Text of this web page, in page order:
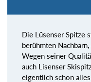
Die Lüsenser Spitze
berühmten
Wegen seiner
auch Lisenser
eigentlich schon